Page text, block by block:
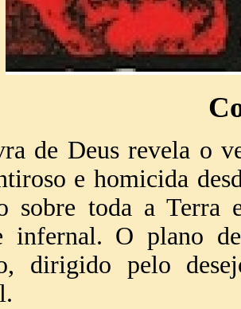
de Deus revela o
e homicida
sobre toda a Terra
infernal. O plano
dirigido pelo